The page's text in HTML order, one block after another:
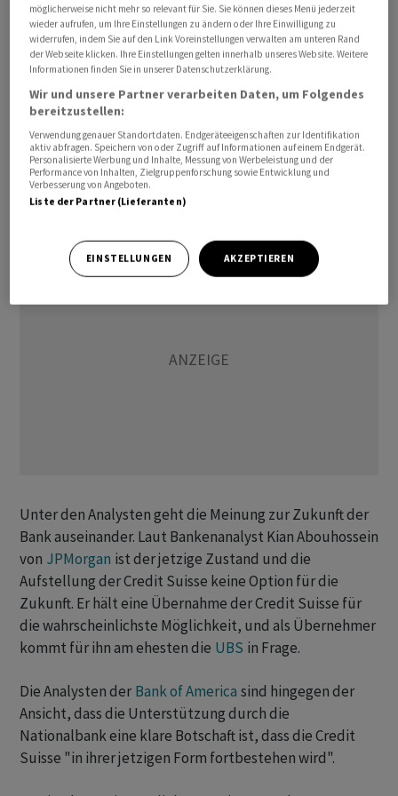
Höhen. Die Credit Suisse durchlebt an den Märkten eine
schwere Vertrauenskrise.
Gründe sind der anhaltende Kundengeldabfluss der
Credit Suisse und die allgemeine Marktskepsis Banken
Bank. Viele Schweizerinnen und Schweizer erinnern sich
noch an die Finanzkrise, als dieUBSin einer
gemeinsamen Aktion vom Staat und von der
Nationalbank gerettet werden musste.
Unter den Analysten geht die Meinung zur Zukunft der
Bank auseinander. Laut Bankenanalyst Kian Abouhossein
von JPMorgan ist der jetzige Zustand und die
Aufstellung der Credit Suisse keine Option für die
Zukunft. Er hält eine Übernahme der Credit Suisse für
die wahrscheinlichste Möglichkeit, und als Übernehmer
kommt für ihn am ehesten die UBS in Frage.
Die Analysten der Bank of America sind hingegen der
Ansicht, dass die Unterstützung durch die
Nationalbank eine klare Botschaft ist, dass die Credit
Suisse "in ihrer jetzigen Form fortbestehen wird".
möglicherweise nicht mehr so relevant für Sie. Sie können dieses Menü jederzeit
wieder aufrufen, um Ihre Einstellungen zu ändern oder Ihre Einwilligung zu
widerrufen, indem Sie auf den Link Voreinstellungen verwalten am unteren Rand
der Webseite klicken. Ihre Einstellungen gelten innerhalb unseres Website. Weitere
Informationen finden Sie in unserer Datenschutzerklärung.
Wir und unsere Partner verarbeiten Daten, um Folgendes
bereitzustellen:
Verwendung genauer Standortdaten. Endgeräteeigenschaften zur Identifikation
aktiv abfragen. Speichern von oder Zugriff auf Informationen auf einem Endgerät.
Personalisierte Werbung und Inhalte, Messung von Werbeleistung und der
Performance von Inhalten, Zielgruppenforschung sowie Entwicklung und
Verbesserung von Angeboten.
Liste der Partner (Lieferanten)
EINSTELLUNGEN AKZEPTIEREN